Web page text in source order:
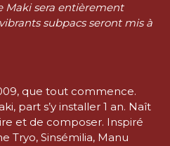
Maki sera entièrement
subpacs seront mis à
que tout commence.
part s’y installer 1 an. Naît
et de composer. Inspiré
Tryo, Sinsémilia, Manu